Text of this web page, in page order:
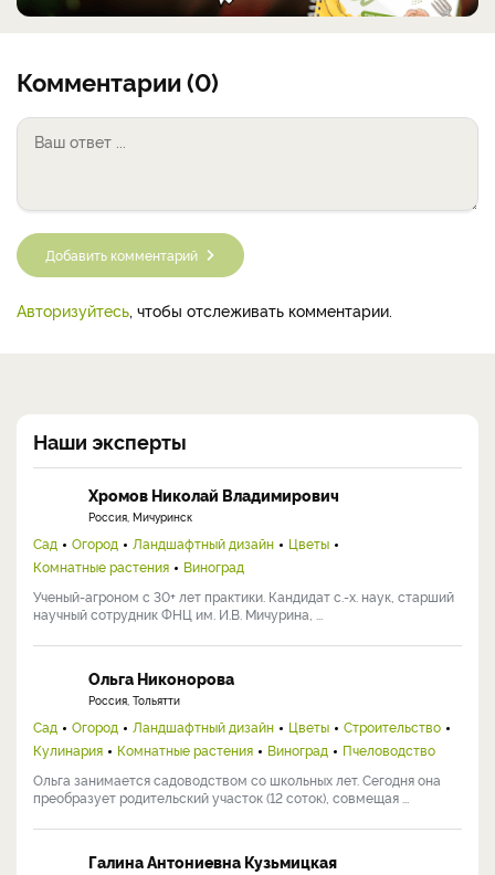
Комментарии (0)
Добавить комментарий
Авторизуйтесь, чтобы отслеживать комментарии.
Наши эксперты
Хромов Николай Владимирович
Россия, Мичуринск
Сад Огород Ландшафтный дизайн
Цветы
Комнатные растения
Виноград
Ученый-агроном с 30+ лет практики. Кандидат с.-х. наук, старший
научный сотрудник ФНЦ им. И.В. Мичурина, ...
Ольга Никонорова
Россия, Тольятти
Сад Огород Ландшафтный дизайн Цветы
Строительство
Кулинария
Комнатные растения Виноград
Пчеловодство
Ольга занимается садоводством со школьных лет. Сегодня она
преобразует родительский участок (12 соток), совмещая ...
Галина Антониевна Кузьмицкая